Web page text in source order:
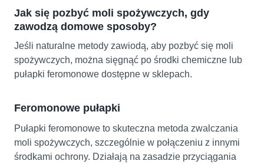
Jak się pozbyć moli spożywczych, gdy
zawodzą domowe sposoby?
Jeśli naturalne metody zawiodą, aby pozbyć się moli
spożywczych, można sięgnąć po środki chemiczne lub
pułapki feromonowe dostępne w sklepach.
Feromonowe pułapki
Pułapki feromonowe to skuteczna metoda zwalczania
moli spożywczych, szczególnie w połączeniu z innymi
środkami ochrony. Działają na zasadzie przyciągania